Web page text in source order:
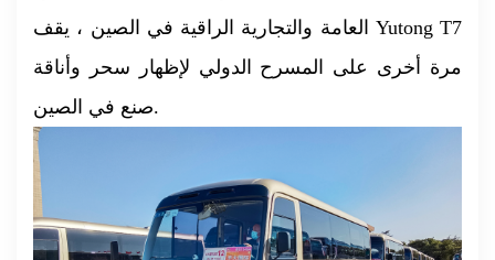
العامة والتجارية الراقية في الصين ، يقف Yutong T7
مرة أخرى على المسرح الدولي لإظهار سحر وأناقة
صنع في الصين.